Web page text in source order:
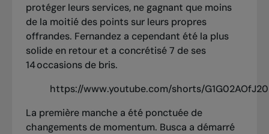
protéger leurs services, ne gagnant que moins
de la moitié des points sur leurs propres
offrandes. Fernandez a cependant été la plus
solide en retour et a concrétisé 7 de ses
14 occasions de bris.
https://www.youtube.com/shorts/G1G02AOfJ20
La première manche a été ponctuée de
changements de momentum. Busca a démarré